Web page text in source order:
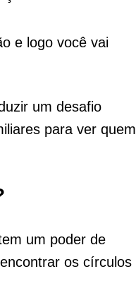
e logo você vai
um desafio
para ver quem
um poder de
os círculos